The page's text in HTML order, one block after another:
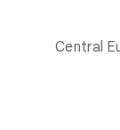
Central